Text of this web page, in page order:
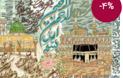
-4%